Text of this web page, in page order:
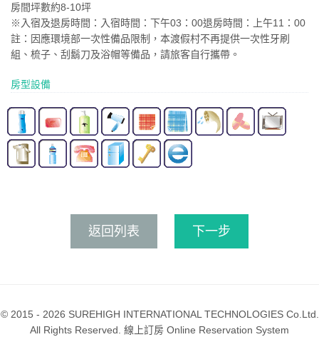
房間坪數約8-10坪
​※入宿及退房時間：入宿時間：下午03：00退房時間：上午11：00
註：因應環境部一次性備品限制，本渡假村不再提供一次性牙刷
組、梳子、刮鬍刀及浴帽等備品，請旅客自行攜帶。
房型設備
返回列表 下一步
© 2015 - 2026 SUREHIGH INTERNATIONAL TECHNOLOGIES Co.Ltd.
All Rights Reserved. 線上訂房 Online Reservation System